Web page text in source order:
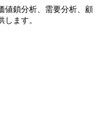
値鎖分析、需要分析、顧
ます。